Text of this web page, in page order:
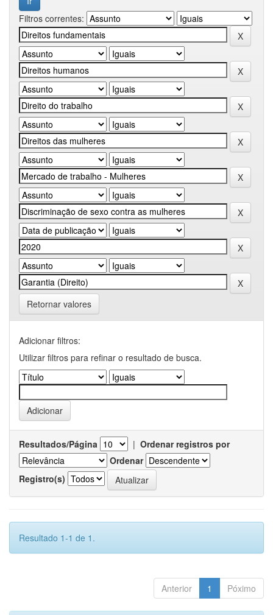
Filtros correntes:
Retornar valores
Adicionar filtros:
Utilizar filtros para refinar o resultado de busca.
Resultados/Página | Ordenar registros por
Ordenar
Registro(s)
Resultado 1-1 de 1.
Anterior 1 Póximo